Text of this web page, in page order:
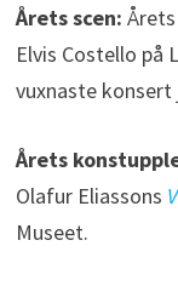
Årets scen:
Elvis Costello på
vuxnaste konsert
Årets
Olafur Eliassons
Museet.